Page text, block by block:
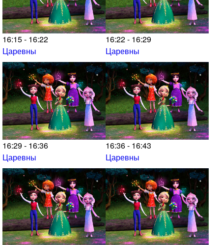
16:15 - 16:22
Царевны
16:22 - 16:29
Царевны
16:29 - 16:36
Царевны
16:36 - 16:43
Царевны